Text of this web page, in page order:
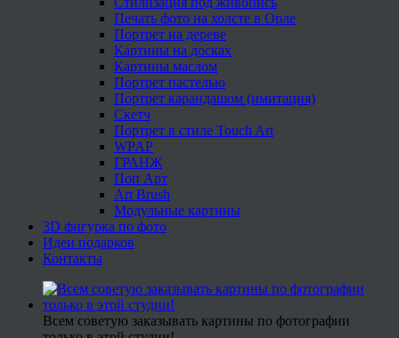
Печать фото на холсте в Орле
Портрет на дереве
Картины на досках
Картины маслом
Портрет пастелью
Портрет карандашом (имитация)
Скетч
Портрет в стиле Touch Art
WPAP
ГРАНЖ
Поп Арт
Art Brush
Модульные картины
3D фигурка по фото
Идеи подарков
Контакты
Всем советую заказывать картины по фотографии